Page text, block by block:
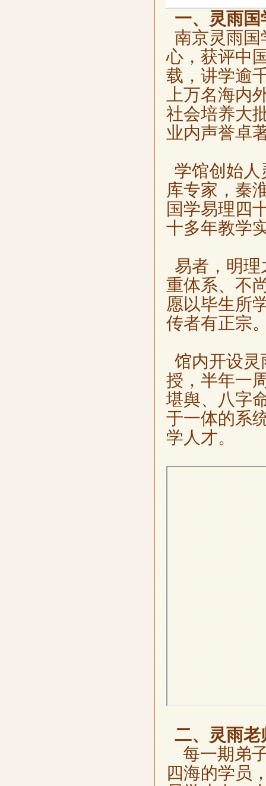
一、灵雨
南京灵雨
心，获评中
载，讲学逾
上万名海内
社会培养大
业内声誉卓
学馆创始
库专家，秦
国学易理四
十多年教学
易者，明
重体系、不
愿以毕生所
传者有正宗
馆内开设灵
授，半年一
堪舆、八字
于一体的系
学人才。
二、灵雨
每一期弟
四海的学员